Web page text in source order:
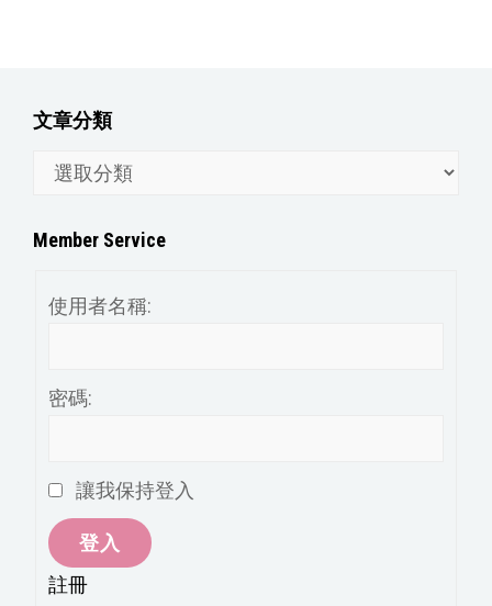
文章分類
分
Member Service
使用者名稱:
密碼:
讓我保持登入
登入
註冊